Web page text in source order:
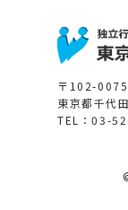
〒102-0075
東京都千代
TEL：03-